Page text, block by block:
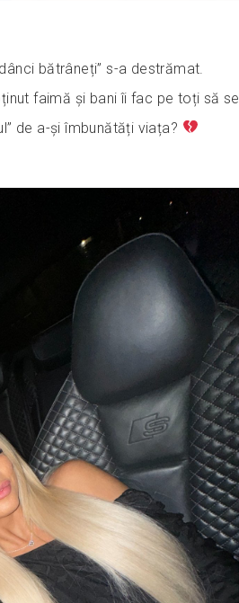
bătrâneți” s-a destrămat.
faimă și bani îi fac pe toți să se
de a-și îmbunătăți viața?